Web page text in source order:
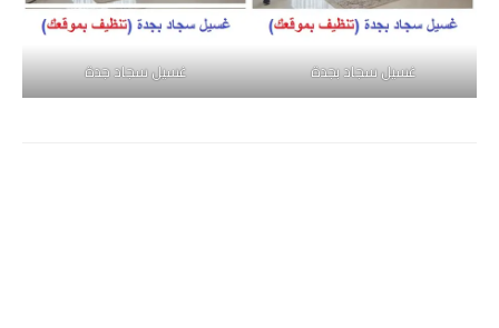
غسيل سجاد بجدة غسيل سجاد جدة